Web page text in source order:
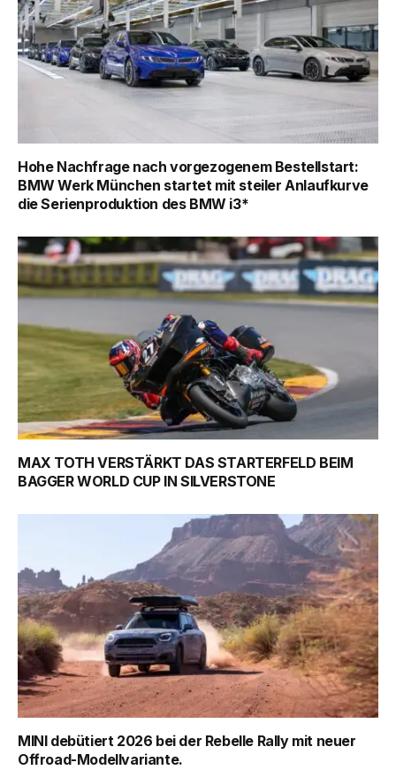
Hohe Nachfrage nach vorgezogenem Bestellstart:
BMW Werk München startet mit steiler Anlaufkurve
die Serienproduktion des BMW i3*
MAX TOTH VERSTÄRKT DAS STARTERFELD BEIM
BAGGER WORLD CUP IN SILVERSTONE
MINI debütiert 2026 bei der Rebelle Rally mit neuer
Offroad-Modellvariante.